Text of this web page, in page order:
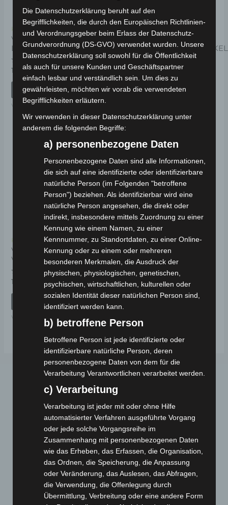
Kostenloser Versand
VSM
LADEBUCHSENPLATZ
Bewertet
mit
0
19,00€ *
IN DEN WARENKORB
VSM
BATTERIEGEHÄUSEDECKEL
Bewertet
mit
0
von
5
39,00€ *
IN DEN WARENKORB
Kostenloser Versand
VSM RAHMEN
VORDERER KOTFLÜGEL
Bewertet
0
19,00
VSM
Webseite
Cashback-Aktion
Händler werden
Home
Die Datenschutzerklärung beruht auf den
Begrifflichkeiten, die durch den Europäischen Richtlinien-
und Verordnungsgeber beim Erlass der Datenschutz-
Grundverordnung (DS-GVO) verwendet wurden. Unsere
Datenschutzerklärung soll sowohl für die Öffentlichkeit
als auch für unsere Kunden und Geschäftspartner
einfach lesbar und verständlich sein. Um dies zu
gewährleisten, möchten wir vorab die verwendeten
Begrifflichkeiten erläutern.
Wir verwenden in dieser Datenschutzerklärung unter
anderem die folgenden Begriffe:
a) personenbezogene Daten
Personenbezogene Daten sind alle Informationen,
die sich auf eine identifizierte oder identifizierbare
natürliche Person (im Folgenden "betroffene
Person") beziehen. Als identifizierbar wird eine
natürliche Person angesehen, die direkt oder
indirekt, insbesondere mittels Zuordnung zu einer
Kennung wie einem Namen, zu einer
Kennnummer, zu Standortdaten, zu einer Online-
Kennung oder zu einem oder mehreren
besonderen Merkmalen, die Ausdruck der
physischen, physiologischen, genetischen,
psychischen, wirtschaftlichen, kulturellen oder
sozialen Identität dieser natürlichen Person sind,
identifiziert werden kann.
b) betroffene Person
Betroffene Person ist jede identifizierte oder
identifizierbare natürliche Person, deren
personenbezogene Daten von dem für die
Verarbeitung Verantwortlichen verarbeitet werden.
c) Verarbeitung
Verarbeitung ist jeder mit oder ohne Hilfe
automatisierter Verfahren ausgeführte Vorgang
oder jede solche Vorgangsreihe im
Zusammenhang mit personenbezogenen Daten
wie das Erheben, das Erfassen, die Organisation,
das Ordnen, die Speicherung, die Anpassung
oder Veränderung, das Auslesen, das Abfragen,
die Verwendung, die Offenlegung durch
Übermittlung, Verbreitung oder eine andere Form